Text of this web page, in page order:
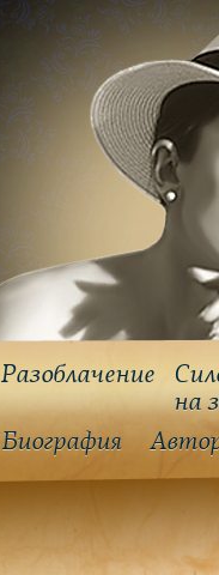
Разоблачение
на
Биография